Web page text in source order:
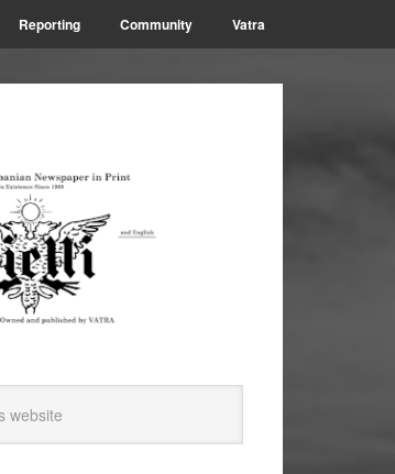
Reporting Community Vatra